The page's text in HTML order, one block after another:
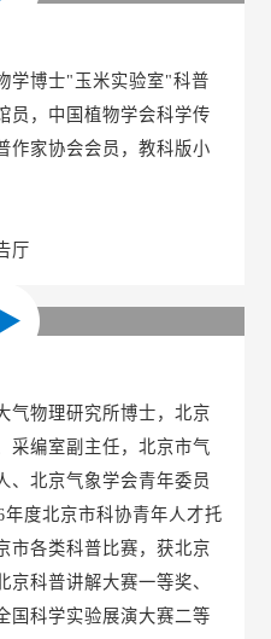
学博士"玉米实验室"科普
员，中国植物学会科学传
作家协会会员，教科版小
厅
气物理研究所博士，北京
采编室副主任，北京市气
、北京气象学会青年委员
度北京市科协青年人才托
市各类科普比赛，获北京
科普讲解大赛一等奖、
国科学实验展演大赛二等